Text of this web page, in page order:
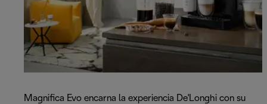
Magnifica Evo encarna la experiencia De'Longhi con su